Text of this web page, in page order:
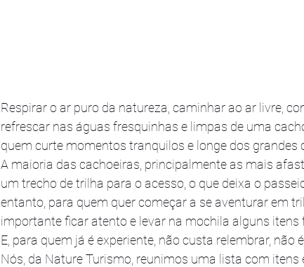
Respirar o ar puro da natureza, caminhar ao ar livre,
refrescar nas águas fresquinhas e limpas de uma
quem curte momentos tranquilos e longe dos grandes
A maioria das cachoeiras, principalmente as mais
um trecho de trilha para o acesso, o que deixa o
entanto, para quem quer começar a se aventurar em
importante ficar atento e levar na mochila alguns
E, para quem já é experiente, não custa relembrar, não
Nós, da Nature Turismo, reunimos uma lista com